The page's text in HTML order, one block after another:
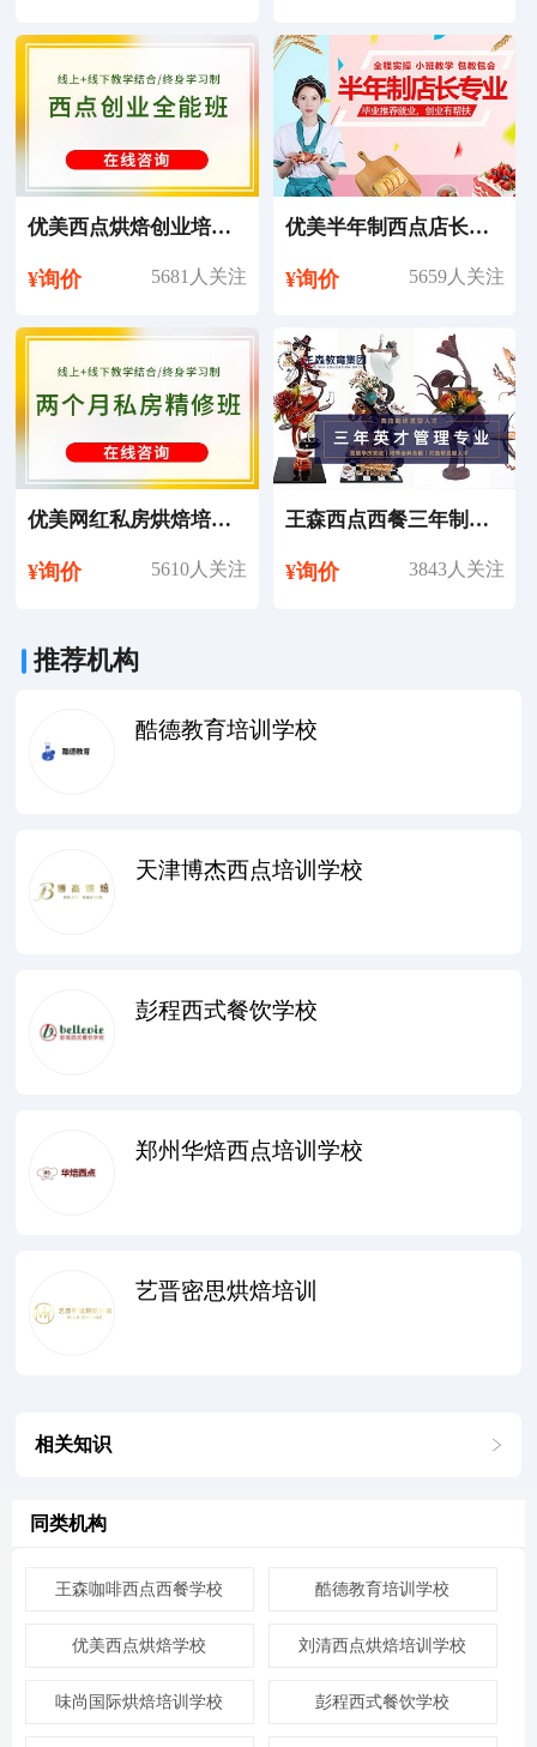
优美西点烘焙创业培训课程
¥询价 5681人关注
优美半年制西点店长培训课程
¥询价 5659人关注
优美网红私房烘焙培训课程
¥询价 5610人关注
王森西点西餐三年制英才管理专业培训课程
¥询价 3843人关注
推荐机构
酷德教育培训学校
天津博杰西点培训学校
彭程西式餐饮学校
郑州华焙西点培训学校
艺晋密思烘焙培训
相关知识
同类机构
王森咖啡西点西餐学校 酷德教育培训学校
优美西点烘焙学校 刘清西点烘焙培训学校
味尚国际烘焙培训学校 彭程西式餐饮学校